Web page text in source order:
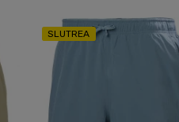
SLUTREA